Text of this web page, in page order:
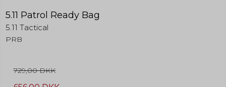
5.11 Patrol Ready Bag
5.11 Tactical
PRB
729,00 DKK